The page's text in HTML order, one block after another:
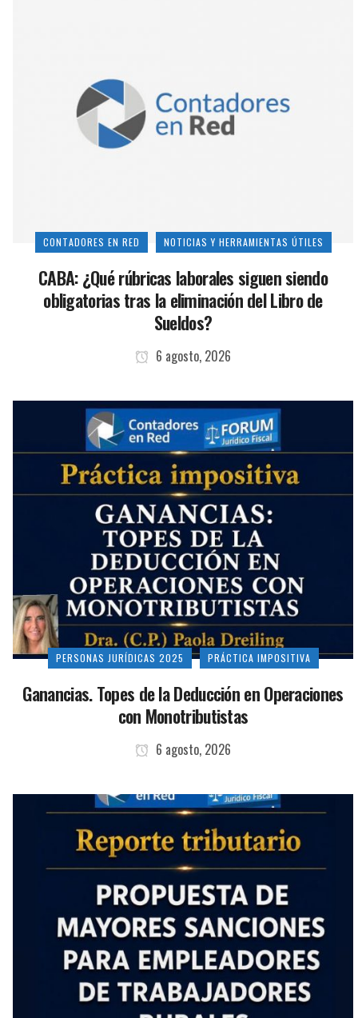
CONTADORES EN RED NOTICIAS Y HERRAMIENTAS ÚTILES
CABA: ¿Qué rúbricas laborales siguen siendo
obligatorias tras la eliminación del Libro de
Sueldos?
6 agosto, 2026
PERSONAS JURÍDICAS 2025 PRÁCTICA IMPOSITIVA
Ganancias. Topes de la Deducción en Operaciones
con Monotributistas
6 agosto, 2026